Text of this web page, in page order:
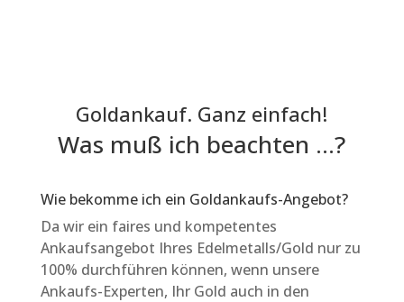
Goldankauf. Ganz einfach!
Was muß ich beachten …?
Wie bekomme ich ein Goldankaufs-Angebot?
Da wir ein faires und kompetentes
Ankaufsangebot Ihres Edelmetalls/Gold nur zu
100% durchführen können, wenn unsere
Ankaufs-Experten, Ihr Gold auch in den